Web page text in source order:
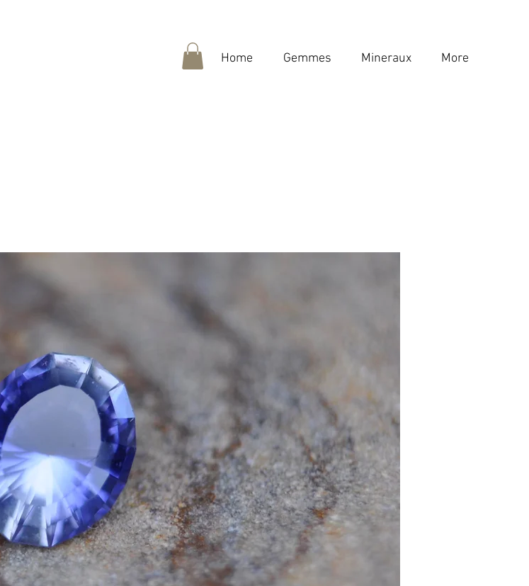
Home Gemmes Mineraux More
Home Gemmes Mineraux More